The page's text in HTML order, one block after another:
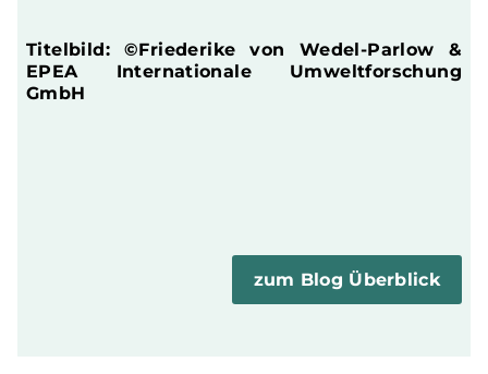
Titelbild: ©Friederike von Wedel-Parlow &
EPEA Internationale Umweltforschung
GmbH
zum Blog Überblick